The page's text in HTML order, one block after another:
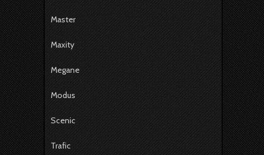
Master
Maxity
Megane
Modus
Scenic
Trafic